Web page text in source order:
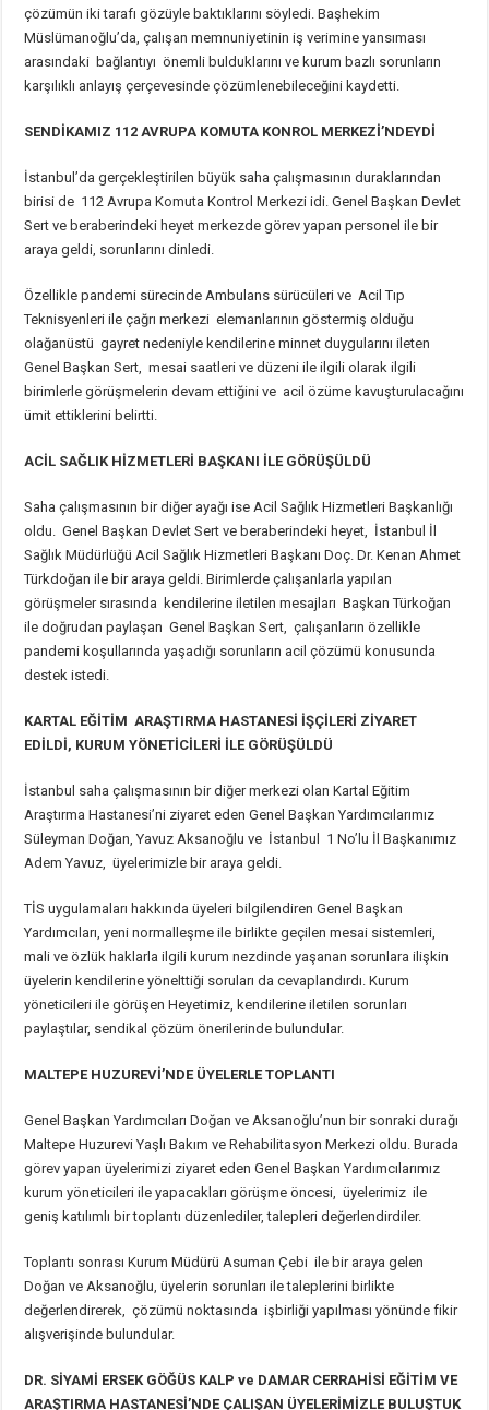
çözümün iki tarafı gözüyle baktıklarını söyledi. Başhekim
Müslümanoğlu’da, çalışan memnuniyetinin iş verimine yansıması
arasındaki bağlantıyı önemli bulduklarını ve kurum bazlı sorunların
karşılıklı anlayış çerçevesinde çözümlenebileceğini kaydetti.
SENDİKAMIZ 112 AVRUPA KOMUTA KONROL MERKEZİ’NDEYDİ
İstanbul’da gerçekleştirilen büyük saha çalışmasının duraklarından
birisi de 112 Avrupa Komuta Kontrol Merkezi idi. Genel Başkan Devlet
Sert ve beraberindeki heyet merkezde görev yapan personel ile bir
araya geldi, sorunlarını dinledi.
Özellikle pandemi sürecinde Ambulans sürücüleri ve Acil Tıp
Teknisyenleri ile çağrı merkezi elemanlarının göstermiş olduğu
olağanüstü gayret nedeniyle kendilerine minnet duygularını ileten
Genel Başkan Sert, mesai saatleri ve düzeni ile ilgili olarak ilgili
birimlerle görüşmelerin devam ettiğini ve acil özüme kavuşturulacağını
ümit ettiklerini belirtti.
ACİL SAĞLIK HİZMETLERİ BAŞKANI İLE GÖRÜŞÜLDÜ
Saha çalışmasının bir diğer ayağı ise Acil Sağlık Hizmetleri Başkanlığı
oldu. Genel Başkan Devlet Sert ve beraberindeki heyet, İstanbul İl
Sağlık Müdürlüğü Acil Sağlık Hizmetleri Başkanı Doç. Dr. Kenan Ahmet
Türkdoğan ile bir araya geldi. Birimlerde çalışanlarla yapılan
görüşmeler sırasında kendilerine iletilen mesajları Başkan Türkoğan
ile doğrudan paylaşan Genel Başkan Sert, çalışanların özellikle
pandemi koşullarında yaşadığı sorunların acil çözümü konusunda
destek istedi.
KARTAL EĞİTİM ARAŞTIRMA HASTANESİ İŞÇİLERİ ZİYARET
EDİLDİ, KURUM YÖNETİCİLERİ İLE GÖRÜŞÜLDÜ
İstanbul saha çalışmasının bir diğer merkezi olan Kartal Eğitim
Araştırma Hastanesi’ni ziyaret eden Genel Başkan Yardımcılarımız
Süleyman Doğan, Yavuz Aksanoğlu ve İstanbul 1 No’lu İl Başkanımız
Adem Yavuz, üyelerimizle bir araya geldi.
TİS uygulamaları hakkında üyeleri bilgilendiren Genel Başkan
Yardımcıları, yeni normalleşme ile birlikte geçilen mesai sistemleri,
mali ve özlük haklarla ilgili kurum nezdinde yaşanan sorunlara ilişkin
üyelerin kendilerine yönelttiği soruları da cevaplandırdı. Kurum
yöneticileri ile görüşen Heyetimiz, kendilerine iletilen sorunları
paylaştılar, sendikal çözüm önerilerinde bulundular.
MALTEPE HUZUREVİ’NDE ÜYELERLE TOPLANTI
Genel Başkan Yardımcıları Doğan ve Aksanoğlu’nun bir sonraki durağı
Maltepe Huzurevi Yaşlı Bakım ve Rehabilitasyon Merkezi oldu. Burada
görev yapan üyelerimizi ziyaret eden Genel Başkan Yardımcılarımız
kurum yöneticileri ile yapacakları görüşme öncesi, üyelerimiz ile
geniş katılımlı bir toplantı düzenlediler, talepleri değerlendirdiler.
Toplantı sonrası Kurum Müdürü Asuman Çebi ile bir araya gelen
Doğan ve Aksanoğlu, üyelerin sorunları ile taleplerini birlikte
değerlendirerek, çözümü noktasında işbirliği yapılması yönünde fikir
alışverişinde bulundular.
DR. SİYAMİ ERSEK GÖĞÜS KALP ve DAMAR CERRAHİSİ EĞİTİM VE
ARAŞTIRMA HASTANESİ’NDE ÇALIŞAN ÜYELERİMİZLE BULUŞTUK